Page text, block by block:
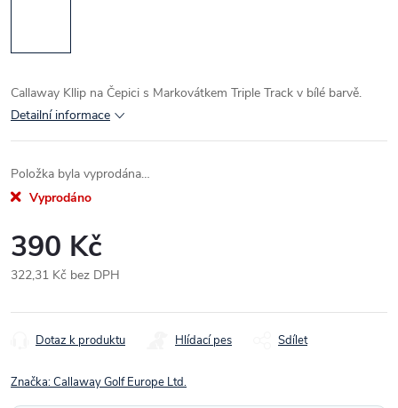
Callaway Kllip na Čepici s Markovátkem Triple Track v bílé barvě.
Detailní informace
Položka byla vyprodána…
Vyprodáno
390 Kč
322,31 Kč bez DPH
cena:
Dotaz k produktu Hlídací pes Sdílet
Značka:Callaway Golf Europe Ltd.